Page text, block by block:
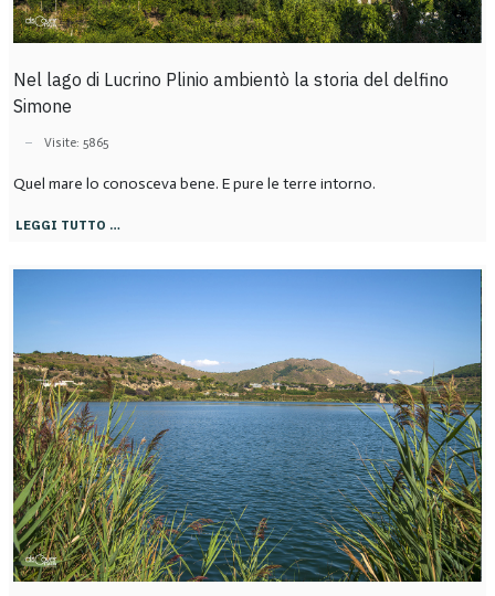
Nel lago di Lucrino Plinio ambientò la storia del delfino
Simone
Visite: 5865
Quel mare lo conosceva bene. E pure le terre intorno.
LEGGI TUTTO …